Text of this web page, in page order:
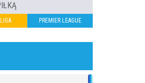
PREMIER LEAGUE